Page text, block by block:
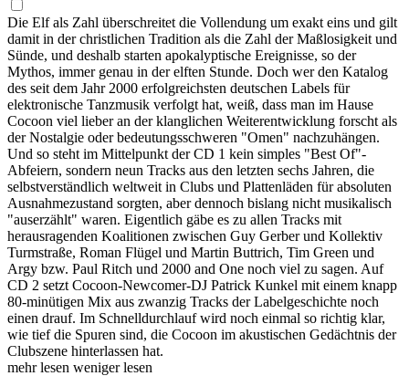
Die Elf als Zahl überschreitet die Vollendung um exakt eins und gilt
damit in der christlichen Tradition als die Zahl der Maßlosigkeit und
Sünde, und deshalb starten apokalyptische Ereignisse, so der
Mythos, immer genau in der elften Stunde. Doch wer den Katalog
des seit dem Jahr 2000 erfolgreichsten deutschen Labels für
elektronische Tanzmusik verfolgt hat, weiß, dass man im Hause
Cocoon viel lieber an der klanglichen Weiterentwicklung forscht als
der Nostalgie oder bedeutungsschweren "Omen" nachzuhängen.
Und so steht im Mittelpunkt der CD 1 kein simples "Best Of"-
Abfeiern, sondern neun Tracks aus den letzten sechs Jahren, die
selbstverständlich weltweit in Clubs und Plattenläden für absoluten
Ausnahmezustand sorgten, aber dennoch bislang nicht musikalisch
"auserzählt" waren. Eigentlich gäbe es zu allen Tracks mit
herausragenden Koalitionen zwischen Guy Gerber und Kollektiv
Turmstraße, Roman Flügel und Martin Buttrich, Tim Green und
Argy bzw. Paul Ritch und 2000 and One noch viel zu sagen. Auf
CD 2 setzt Cocoon-Newcomer-DJ Patrick Kunkel mit einem knapp
80-minütigen Mix aus zwanzig Tracks der Labelgeschichte noch
einen drauf. Im Schnelldurchlauf wird noch einmal so richtig klar,
wie tief die Spuren sind, die Cocoon im akustischen Gedächtnis der
Clubszene hinterlassen hat.
mehr lesen weniger lesen